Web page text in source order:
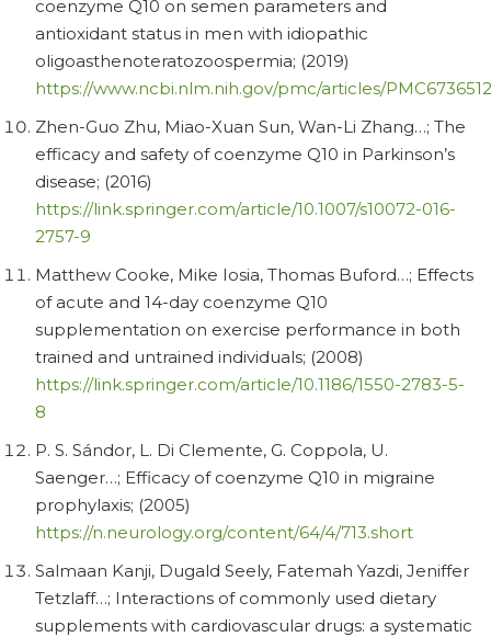
coenzyme Q10 on semen parameters and
antioxidant status in men with idiopathic
oligoasthenoteratozoospermia; (2019)
https://www.ncbi.nlm.nih.gov/pmc/articles/
Zhen-Guo Zhu, Miao-Xuan Sun, Wan-Li Zhang…; The
efficacy and safety of coenzyme Q10 in Parkinson’s
disease; (2016)
https://link.springer.com/article/10.1007/s10072-016-
2757-9
Matthew Cooke, Mike Iosia, Thomas Buford…; Effects
of acute and 14-day coenzyme Q10
supplementation on exercise performance in both
trained and untrained individuals; (2008)
https://link.springer.com/article/10.1186/1550-2783-5-
8
P. S. Sándor, L. Di Clemente, G. Coppola, U.
Saenger…; Efficacy of coenzyme Q10 in migraine
prophylaxis; (2005)
https://n.neurology.org/content/64/4/713.short
Salmaan Kanji, Dugald Seely, Fatemah Yazdi, Jeniffer
Tetzlaff…; Interactions of commonly used dietary
supplements with cardiovascular drugs: a systematic